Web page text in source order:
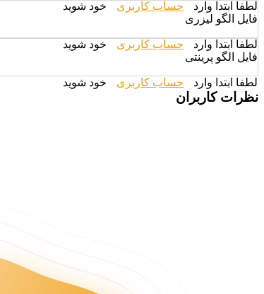
لطفا ابتدا وارد حساب کاربری
خود شوید
فایل الگو لیزری
لطفا ابتدا وارد حساب کاربری
خود شوید
فایل الگو پرینتی
لطفا ابتدا وارد حساب کاربری خود شوید
نظرات کاربران